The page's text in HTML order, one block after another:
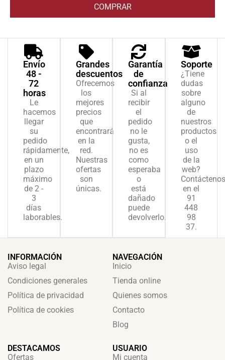
COMPRAR
Envío
48 -
72
horas
Le
hacemos
llegar
su
pedido
rápidamente,
en un
plazo
máximo
de 2 -
3
días
laborables.
Grandes
descuentos
Ofrecemos
los
mejores
precios
que
encontrará
en la
red.
Nuestras
ofertas
son
únicas.
Garantía
de
confianza
Si al
recibir
el
pedido
no le
gusta,
no es
como
esperaba
o
está
dañado
puede
devolverlo.
Soporte
¿Tiene
dudas
sobre
alguno
de
nuestros
productos
o el
uso
de la
web?
Contáctenos
en el
91
448
98
37.
INFORMACIÓN
Aviso legal
Condiciones generales
Política de privacidad
Política de cookies
NAVEGACIÓN
Inicio
Tienda online
Quienes somos
Contacto
Blog
DESTACAMOS
Ofertas
USUARIO
Mi cuenta